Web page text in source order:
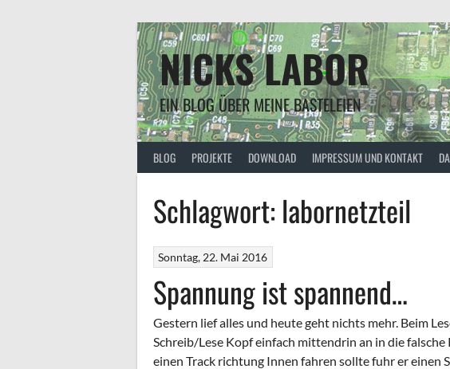
NICKS LABOR
EIN BLOG ÜBER MEINE BASTELEIEN
BLOG PROJEKTE DOWNLOAD IMPRESSUM UND KONTAKT
Schlagwort: labornetzteil
Sonntag, 22. Mai 2016
Spannung ist spannend…
Gestern lief alles und heute geht nichts mehr. Beim
Schreib/Lese Kopf einfach mittendrin an in die falsche
einen Track richtung Innen fahren sollte fuhr er einen